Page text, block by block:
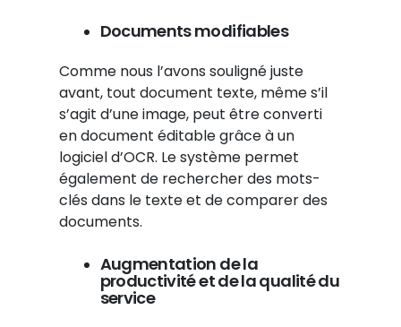
Documents modifiables
Comme nous l’avons souligné juste
avant, tout document texte, même s’il
s’agit d’une image, peut être converti
en document éditable grâce à un
logiciel d’OCR. Le système permet
également de rechercher des mots-
clés dans le texte et de comparer des
documents.
Augmentation de la
productivité et de la qualité du
service